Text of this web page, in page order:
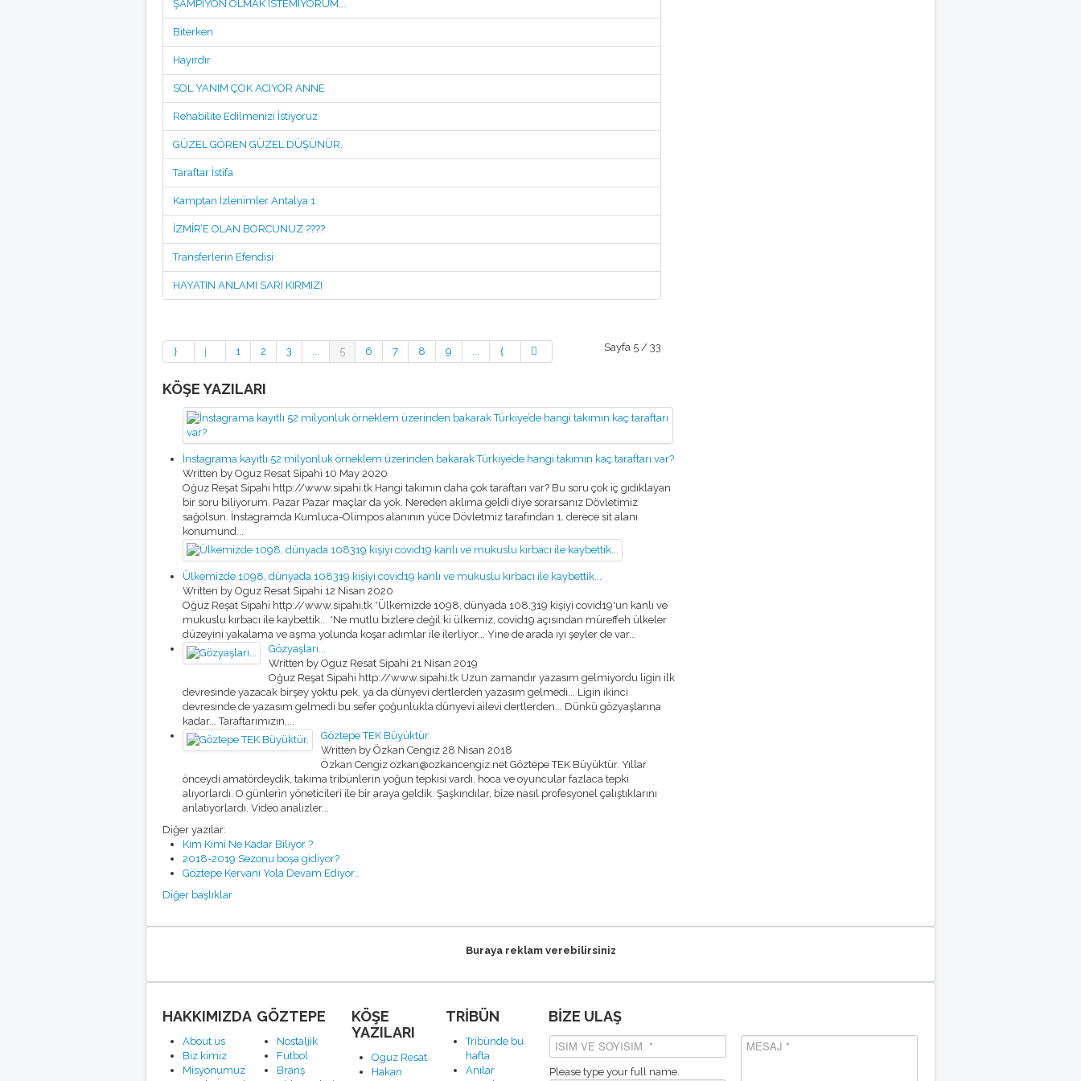
ŞAMPİYON OLMAK İSTEMİYORUM...
Biterken
Hayırdır
SOL YANIM ÇOK ACIYOR ANNE
Rehabilite Edilmenizi İstiyoruz
GÜZEL GÖREN GÜZEL DÜŞÜNÜR.
Taraftar İstifa
Kamptan İzlenimler Antalya 1
İZMİR’E OLAN BORCUNUZ ????
Transferlerin Efendisi
HAYATIN ANLAMI SARI KIRMIZI
Sayfa 5 / 33
1 2 3 ... 5 6 7 8 9 ...
KÖŞE YAZILARI
İnstagrama kayıtlı 52 milyonluk örneklem üzerinden bakarak Türkiye’de hangi takımın kaç taraftarı var?
Written by Oguz Resat Sipahi 10 May 2020
Oğuz Reşat Sipahi http://www.sipahi.tk Hangi takımın daha çok taraftarı var? Bu soru çok iç gıdıklayan
bir soru biliyorum. Pazar Pazar maçlar da yok. Nereden aklıma geldi diye sorarsanız Dövletimiz
sağolsun. İnstagramda Kumluca-Olimpos alanının yüce Dövletmiz tarafından 1. derece sit alanı
konumund...
Ülkemizde 1098, dünyada 108319 kişiyi covid19 kanlı ve mukuslu kırbacı ile kaybettik...
Written by Oguz Resat Sipahi 12 Nisan 2020
Oğuz Reşat Sipahi http://www.sipahi.tk *Ülkemizde 1098, dünyada 108.319 kişiyi covid19'un kanlı ve
mukuslu kırbacı ile kaybettik... *Ne mutlu bizlere değil ki ülkemiz, covid19 açısından müreffeh ülkeler
düzeyini yakalama ve aşma yolunda koşar adımlar ile ilerliyor... Yine de arada iyi şeyler de var...
Gözyaşları...
Written by Oguz Resat Sipahi 21 Nisan 2019
Oğuz Reşat Sipahi http://www.sipahi.tk Uzun zamandır yazasım gelmiyordu ligin ilk
devresinde yazacak birşey yoktu pek, ya da dünyevi dertlerden yazasım gelmedi... Ligin ikinci
devresinde de yazasım gelmedi bu sefer çoğunlukla dünyevi ailevi dertlerden... Dünkü gözyaşlarına
kadar... Taraftarımızın,...
Göztepe TEK Büyüktür.
Written by Özkan Cengiz 28 Nisan 2018
Özkan Cengiz ozkan@ozkancengiz.net Göztepe TEK Büyüktür. Yıllar
önceydi amatördeydik, takıma tribünlerin yoğun tepkisi vardı, hoca ve oyuncular fazlaca tepki
alıyorlardı. O günlerin yöneticileri ile bir araya geldik. Şaşkındılar, bize nasıl profesyonel çalıştıklarını
anlatıyorlardı. Video analizler...
Diğer yazılar:
Kim Kimi Ne Kadar Biliyor ?
2018-2019 Sezonu boşa gidiyor?
Göztepe Kervanı Yola Devam Ediyor…
Diğer başlıklar
Buraya reklam verebilirsiniz
HAKKIMIZDA
About us
Biz kimiz
Misyonumuz
GÖZTEPE
Nostaljik
Futbol
Branş
KÖŞE
YAZILARI
Oguz Resat
Hakan
TRİBÜN
Tribünde bu
hafta
Anılar
BİZE ULAŞ
Please type your full name.